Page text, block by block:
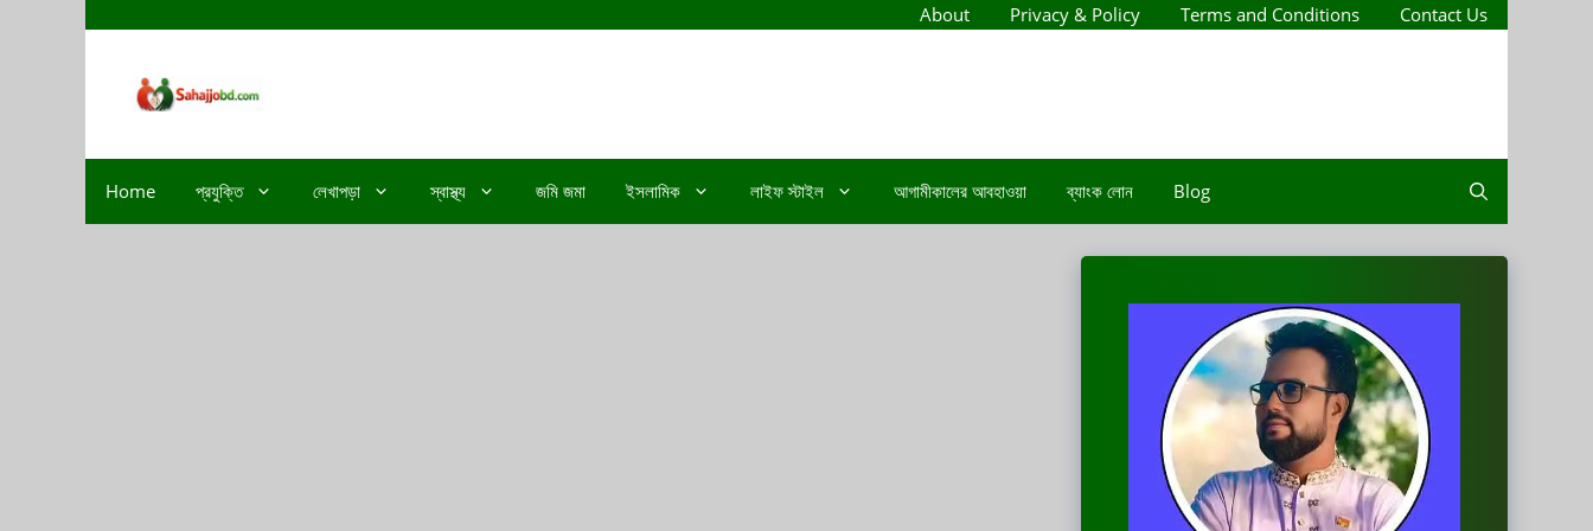
About Privacy & Policy Terms and Conditions Contact Us
Home প্রযুক্তি লেখাপড়া স্বাস্থ্য জমি জমা ইসলামিক লাইফ স্টাইল আগামীকালের আবহাওয়া ব্যাংক লোন Blog